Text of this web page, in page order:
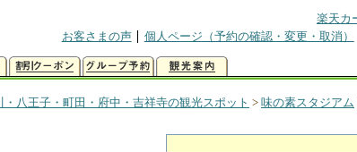
楽天カ
お客さまの声
個人ページ（予約の確認・変更・取消）
・八王子・町田・府中・吉祥寺の観光スポット > 味の素スタジアム